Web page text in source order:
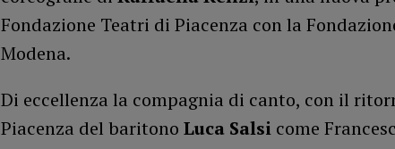
Fondazione Teatri di Piacenza con la
Modena.
Di eccellenza la compagnia di canto, con il
Piacenza del baritono Luca Salsicome